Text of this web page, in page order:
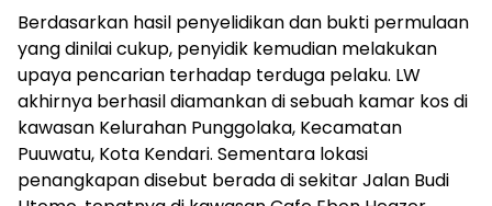
Berdasarkan hasil penyelidikan dan bukti permulaan
yang dinilai cukup, penyidik kemudian melakukan
upaya pencarian terhadap terduga pelaku. LW
akhirnya berhasil diamankan di sebuah kamar kos di
kawasan Kelurahan Punggolaka, Kecamatan
Puuwatu, Kota Kendari. Sementara lokasi
penangkapan disebut berada di sekitar Jalan Budi